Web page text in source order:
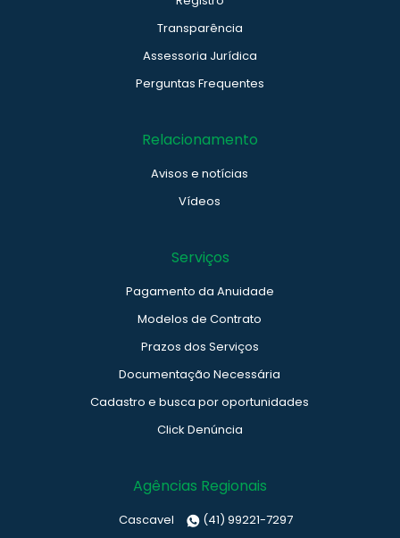
Transparência
Assessoria Jurídica
Perguntas Frequentes
Relacionamento
Avisos e notícias
Vídeos
Serviços
Pagamento da Anuidade
Modelos de Contrato
Prazos dos Serviços
Documentação Necessária
Cadastro e busca por oportunidades
Click Denúncia
Agências Regionais
Cascavel
(41) 99221-7297